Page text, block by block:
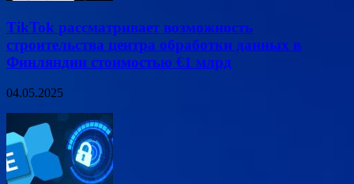
TikTok рассматривает возможность
строительства центра обработки данных в
Финляндии стоимостью €1 млрд
04.05.2025